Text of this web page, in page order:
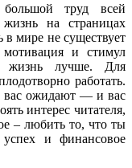
труд всей
жизнь на страницах
в мире не существует
и стимул
жизнь лучше. Для
работать.
вас ожидают — и вас
интерес читателя,
– любить то, что ты
и финансовое